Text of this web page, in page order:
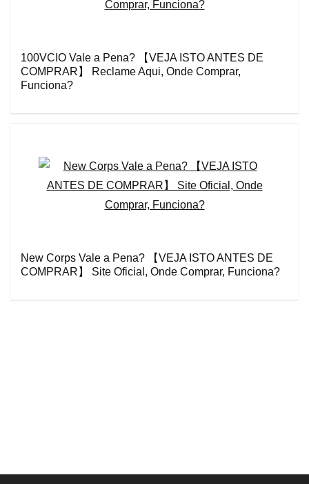
100VCIO Vale a Pena? 【VEJA ISTO ANTES DE
COMPRAR】 Reclame Aqui, Onde Comprar,
Funciona?
New Corps Vale a Pena? 【VEJA ISTO ANTES DE
COMPRAR】 Site Oficial, Onde Comprar, Funciona?